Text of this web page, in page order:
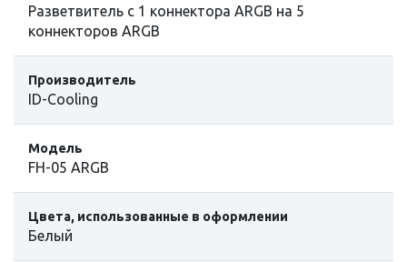
Разветвитель с 1 коннектора ARGB на 5
коннекторов ARGB
Производитель
ID-Cooling
Модель
FH-05 ARGB
Цвета, использованные в оформлении
Белый